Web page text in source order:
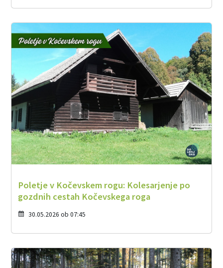
Poletje v Kočevskem rogu: Kolesarjenje po
gozdnih cestah Kočevskega roga
30.05.2026 ob 07:45